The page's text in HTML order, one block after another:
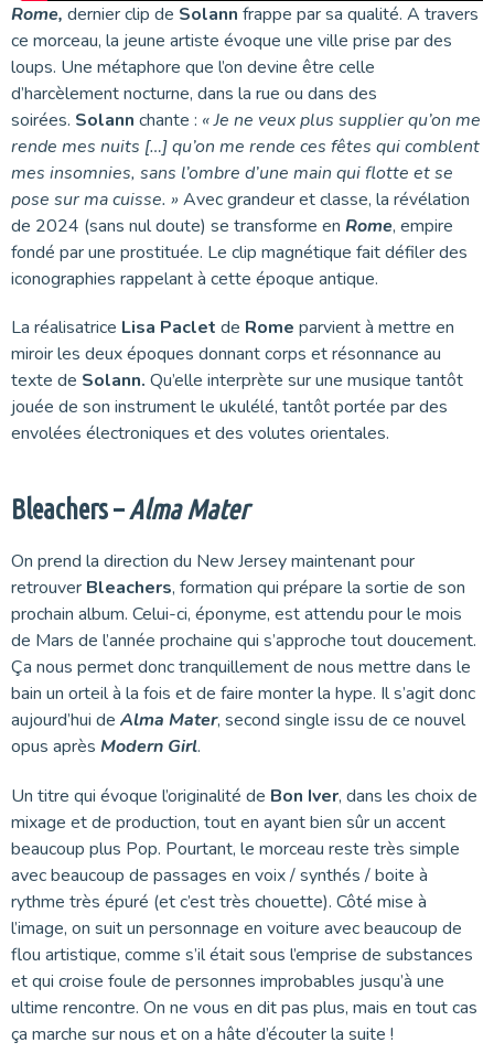
Rome, dernier clip de Solann frappe par sa qualité. A travers
ce morceau, la jeune artiste évoque une ville prise par des
loups. Une métaphore que l’on devine être celle
d’harcèlement nocturne, dans la rue ou dans des
soirées. Solann chante : « Je ne veux plus supplier qu’on me
rende mes nuits […] qu’on me rende ces fêtes qui comblent
mes insomnies, sans l’ombre d’une main qui flotte et se
pose sur ma cuisse. »Avec grandeur et classe, la révélation
de 2024 (sans nul doute) se transforme en Rome, empire
fondé par une prostituée. Le clip magnétique fait défiler des
iconographies rappelant à cette époque antique.
La réalisatrice Lisa Paclet de Rome parvient à mettre en
miroir les deux époques donnant corps et résonnance au
texte de Solann. Qu’elle interprète sur une musique tantôt
jouée de son instrument le ukulélé, tantôt portée par des
envolées électroniques et des volutes orientales.
Bleachers –Alma Mater
On prend la direction du New Jersey maintenant pour
retrouver Bleachers, formation qui prépare la sortie de son
prochain album. Celui-ci, éponyme, est attendu pour le mois
de Mars de l’année prochaine qui s’approche tout doucement.
Ça nous permet donc tranquillement de nous mettre dans le
bain un orteil à la fois et de faire monter la hype. Il s’agit donc
aujourd’hui de Alma Mater, second single issu de ce nouvel
opus après Modern Girl.
Un titre qui évoque l’originalité de Bon Iver, dans les choix de
mixage et de production, tout en ayant bien sûr un accent
beaucoup plus Pop. Pourtant, le morceau reste très simple
avec beaucoup de passages en voix / synthés / boite à
rythme très épuré (et c’est très chouette). Côté mise à
l’image, on suit un personnage en voiture avec beaucoup de
flou artistique, comme s’il était sous l’emprise de substances
et qui croise foule de personnes improbables jusqu’à une
ultime rencontre. On ne vous en dit pas plus, mais en tout cas
ça marche sur nous et on a hâte d’écouter la suite !